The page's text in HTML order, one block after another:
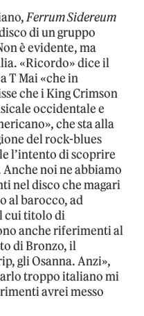
Ferrum Sidereum
di un gruppo
è evidente, ma
«Ricordo» dice il
T Mai «che in
che i King Crimson
occidentale e
che sta alla
del rock-blues
l’intento di scoprire
noi ne abbiamo
nel disco che magari
al barocco, ad
cui titolo di
anche riferimenti al
di Bronzo, il
gli Osanna. Anzi»,
troppo italiano mi
avrei messo